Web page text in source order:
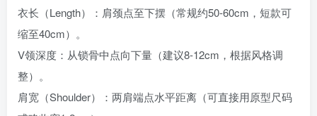
衣长（Length）：肩颈点至下摆（常规约50-60cm，短款可
缩至40cm）。
V领深度‌：从锁骨中点向下量（建议8-12cm，根据风格调
整）。
肩宽（Shoulder）：两肩端点水平距离（可直接用原型尺码